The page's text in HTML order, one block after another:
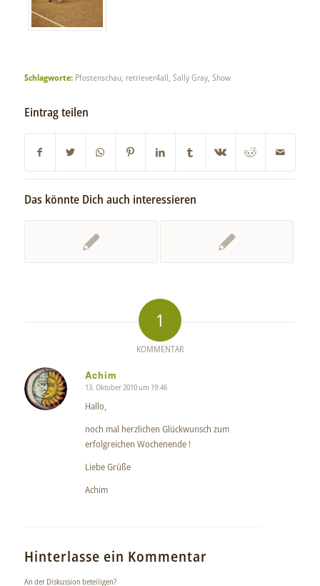
Schlagworte: Pfostenschau, retriever4all Sally Gray, Show
Eintrag teilen
Das könnte Dich auch interessieren
1
KOMMENTAR
Achim
sagte:
13. Oktober 2010 um 19:46
Hallo,
noch mal herzlichen Glückwunsch zum
erfolgreichen Wochenende !
Liebe Grüße
Achim
Hinterlasse ein Kommentar
An der Diskussion beteiligen?